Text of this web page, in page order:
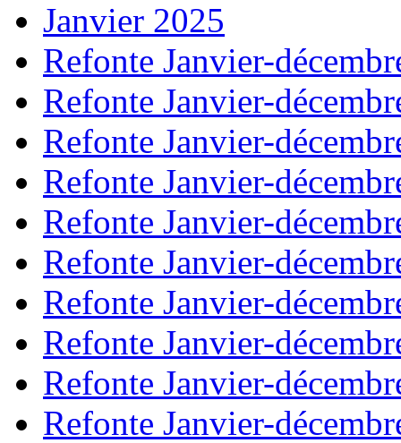
Janvier 2025
Refonte Janvier-
Refonte Janvier-
Refonte Janvier-
Refonte Janvier-
Refonte Janvier-
Refonte Janvier-
Refonte Janvier-
Refonte Janvier-
Refonte Janvier-
Refonte Janvier-